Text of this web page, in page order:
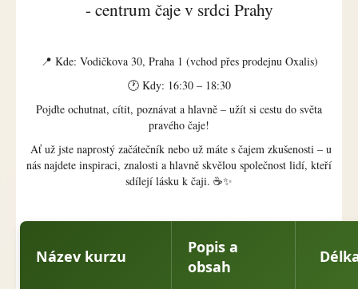
- centrum čaje v srdci Prahy
📍 Kde: Vodičkova 30, Praha 1 (vchod přes prodejnu Oxalis)
🕐 Kdy: 16:30 – 18:30
Pojďte ochutnat, cítit, poznávat a hlavně – užít si cestu do světa
pravého čaje!
Ať už jste naprostý začátečník nebo už máte s čajem zkušenosti – u
nás najdete inspiraci, znalosti a hlavně skvělou společnost lidí, kteří
sdílejí lásku k čaji. ☕✨
Název kurzu
Popis a
obsah